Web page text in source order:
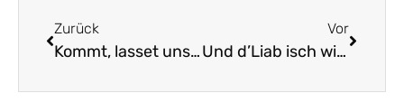
Zurück
Kommt, lasset uns frohlocken
Vor
Und d’Liab isch wiar a Bach